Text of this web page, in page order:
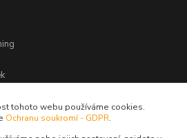
tohoto webu používáme cookies.
Ochranu soukromí - GDPR.